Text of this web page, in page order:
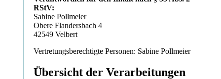
RStV:
Sabine Pollmeier
Obere Flandersbach 4
42549 Velbert
Vertretungsberechtigte Personen: Sabine Pollmeier
Übersicht der Verarbeitungen